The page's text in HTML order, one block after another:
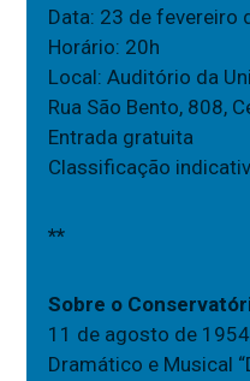
Data: 23 de fevereiro
Horário: 20h
Local: Auditório da
Rua São Bento, 808,
Entrada gratuita
Classificação
**
Sobre o
11 de agosto de
Dramático e Musical